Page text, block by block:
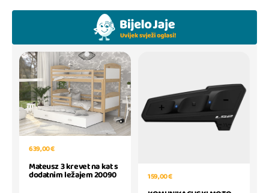
639,00 €
Mateusz 3 krevet na kat s
dodatnim ležajem 20090 159,00 €